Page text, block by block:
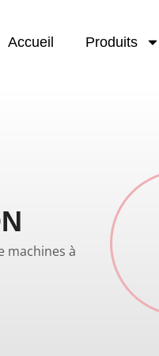
Accueil Produits
machines à